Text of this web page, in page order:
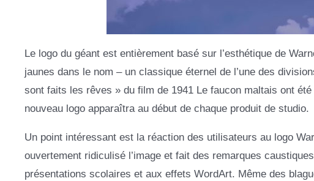
Le logo du géant est entièrement basé sur l’esthétique de
jaunes dans le nom – un classique éternel de l’une des
sont faits les rêves » du film de 1941 Le faucon maltais ont
nouveau logo apparaîtra au début de chaque produit de studio.
Un point intéressant est la réaction des utilisateurs au logo
ouvertement ridiculisé l’image et fait des remarques
présentations scolaires et aux effets WordArt. Même des